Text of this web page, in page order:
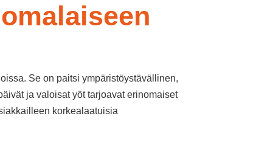
Se on paitsi ympäristöystävällinen,
ja valoisat yöt tarjoavat erinomaiset
korkealaatuisia